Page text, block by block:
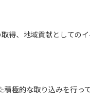
得、地域貢献としての
極的な取り込みを行って